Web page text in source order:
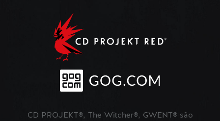
CD PROJEKT®, The Witcher®, GWENT® são